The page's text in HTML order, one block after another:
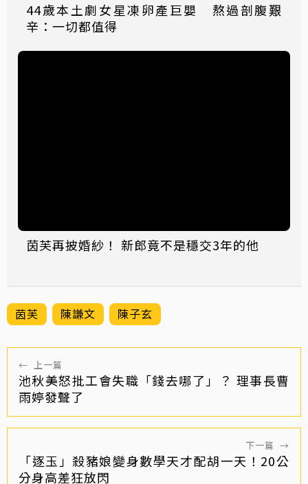
44歲本土劇女星凍卵產巨嬰 熬過剖腹艱
辛：一切都值得
茵芙再披婚紗！ 新郎竟不是穩交3年的他
茵芙 陳謙文 陳子玄
← 上一篇
池秋美怒批工會失職「錢去哪了」？ 理事長曹
雨婷發聲了
下一篇 →
「逐玉」殺豬娘變身數學天才配胡一天！20公
分身高差狂放閃